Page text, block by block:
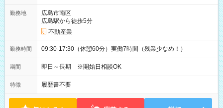
勤務地
広島市南区
広島駅から徒歩5分
不動産業
勤務時間 09:30-17:30（休憩60分）実働7時間（残業少なめ！）
期間 即日～長期 ※開始日相談OK
特徴 履歴書不要